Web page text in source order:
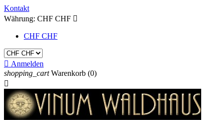
Kontakt
Währung: CHF CHF 
CHF CHF
 Anmelden
shopping_cart Warenkorb (0)
